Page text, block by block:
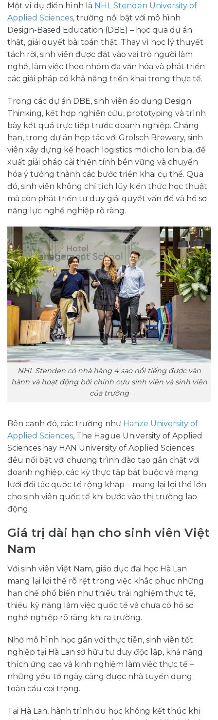
Một ví dụ điển hình là NHL Stenden University of
Applied Sciences, trường nổi bật với mô hình
Design-Based Education (DBE) – học qua dự án
thật, giải quyết bài toán thật. Thay vì học lý thuyết
tách rời, sinh viên được đặt vào vai trò người làm
nghề, làm việc theo nhóm đa văn hóa và phát triển
các giải pháp có khả năng triển khai trong thực tế.
Trong các dự án DBE, sinh viên áp dụng Design
Thinking, kết hợp nghiên cứu, prototyping và trình
bày kết quả trực tiếp trước doanh nghiệp. Chẳng
hạn, trong dự án hợp tác với Grolsch Brewery, sinh
viên xây dựng kế hoạch logistics mới cho lon bia, đề
xuất giải pháp cải thiện tính bền vững và chuyển
hóa ý tưởng thành các bước triển khai cụ thể. Qua
đó, sinh viên không chỉ tích lũy kiến thức học thuật
mà còn phát triển tư duy giải quyết vấn đề và hồ sơ
năng lực nghề nghiệp rõ ràng.
NHL Stenden có nhà hàng 4 sao nổi tiếng được vận
hành và hoạt động bởi chính cựu sinh viên và sinh viên
của trường
Bên cạnh đó, các trường như Hanze University of
Applied Sciences, The Hague University of Applied
Sciences hay HAN University of Applied Sciences
đều nổi bật với chương trình đào tạo gắn chặt với
doanh nghiệp, các kỳ thực tập bắt buộc và mạng
lưới đối tác quốc tế rộng khắp – mang lại lợi thế lớn
cho sinh viên quốc tế khi bước vào thị trường lao
động.
Giá trị dài hạn cho sinh viên Việt
Nam
Với sinh viên Việt Nam, giáo dục đại học Hà Lan
mang lại lợi thế rõ rệt trong việc khắc phục những
hạn chế phổ biến như thiếu trải nghiệm thực tế,
thiếu kỹ năng làm việc quốc tế và chưa có hồ sơ
nghề nghiệp rõ ràng khi ra trường.
Nhờ mô hình học gắn với thực tiễn, sinh viên tốt
nghiệp tại Hà Lan sở hữu tư duy độc lập, khả năng
thích ứng cao và kinh nghiệm làm việc thực tế –
những yếu tố ngày càng được nhà tuyển dụng
toàn cầu coi trọng.
Tại Hà Lan, hành trình du học không kết thúc khi